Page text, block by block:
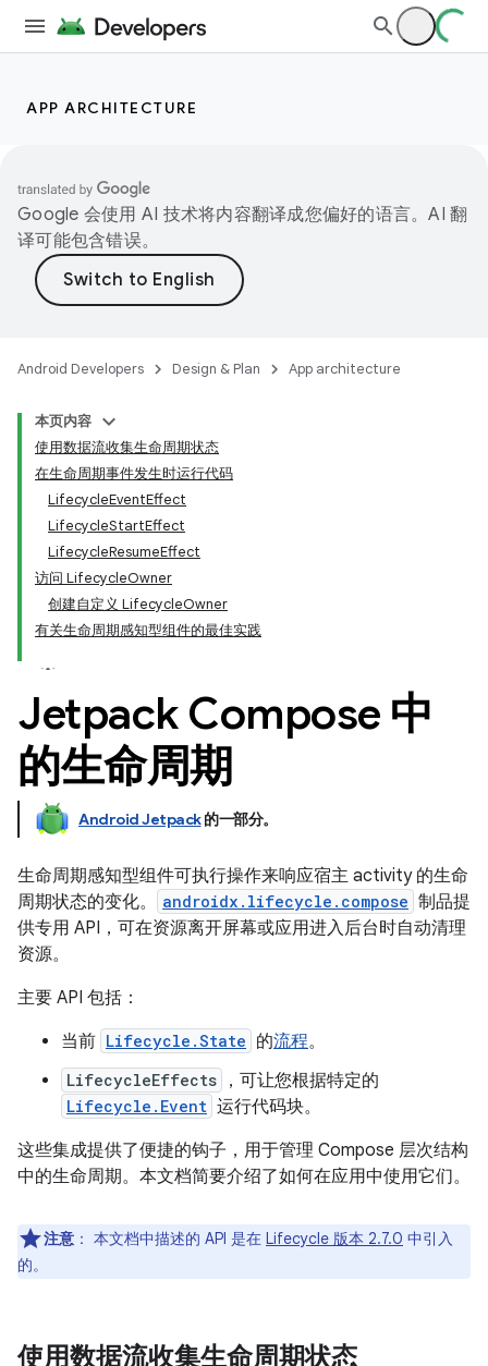
APP ARCHITECTURE
Google 会使用 AI 技术将内容翻译成您偏好的语言。AI 翻
译可能包含错误。
Android Developers Design & Plan App architecture
本页内容
使用数据流收集生命周期状态
在生命周期事件发生时运行代码
LifecycleEventEffect
LifecycleStartEffect
LifecycleResumeEffect
访问 LifecycleOwner
创建自定义 LifecycleOwner
有关生命周期感知型组件的最佳实践
Jetpack Compose 中
的生命周期
Android Jetpack的一部分。
生命周期感知型组件可执行操作来响应宿主 activity 的生命
周期状态的变化。
androidx.lifecycle.compose 制品提
供专用 API，可在资源离开屏幕或应用进入后台时自动清理
资源。
主要 API 包括：
当前 Lifecycle.State 的流程。
LifecycleEffects ，可让您根据特定的
Lifecycle.Event 运行代码块。
这些集成提供了便捷的钩子，用于管理 Compose 层次结构
中的生命周期。本文档简要介绍了如何在应用中使用它们。
注意 ： 本文档中描述的 API 是在 Lifecycle 版本 2.7.0 中引入
的。
使用数据流收集生命周期状态